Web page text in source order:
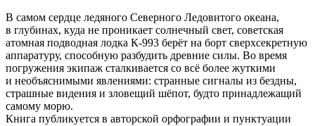
В самом сердце ледяного Северного Ледовитого океана,
в глубинах, куда не проникает солнечный свет, советская
атомная подводная лодка К-993 берёт на борт сверхсекретную
аппаратуру, способную разбудить древние силы. Во время
погружения экипаж сталкивается со всё более жуткими
и необъяснимыми явлениями: странные сигналы из бездны,
страшные видения и зловещий шёпот, будто принадлежащий
самому морю.
Книга публикуется в авторской орфографии и пунктуации